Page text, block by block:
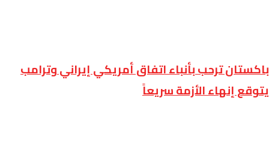
باكستان ترحب بأنباء اتفاق أمريكي إيراني وترامب
يتوقع إنهاء الأزمة سريعاً